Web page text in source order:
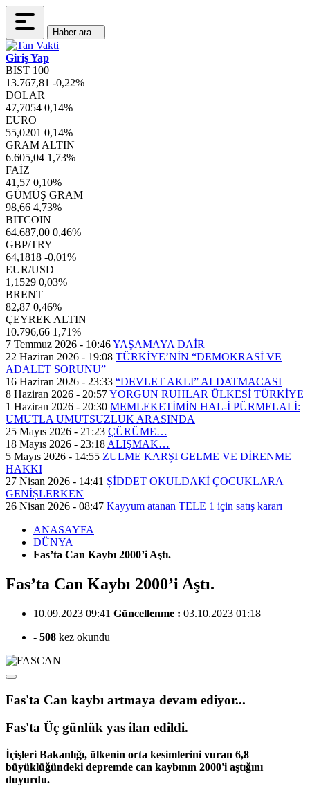
Haber ara...
Giriş Yap
BIST 100
13.767,81 -0,22%
DOLAR
47,7054 0,14%
EURO
55,0201 0,14%
GRAM ALTIN
6.605,04 1,73%
FAİZ
41,57 0,10%
GÜMÜŞ GRAM
98,66 4,73%
BITCOIN
64.687,00 0,46%
GBP/TRY
64,1818 -0,01%
EUR/USD
1,1529 0,03%
BRENT
82,87 0,46%
ÇEYREK ALTIN
10.796,66 1,71%
7 Temmuz 2026 - 10:46YAŞAMAYA DAİR
22 Haziran 2026 - 19:08 TÜRKİYE’NİN “DEMOKRASİ VE
ADALET SORUNU”
16 Haziran 2026 - 23:33 “DEVLET AKLI” ALDATMACASI
8 Haziran 2026 - 20:57YORGUN RUHLAR ÜLKESİ TÜRKİYE
1 Haziran 2026 - 20:30 MEMLEKETİMİN HAL-İ PÜRMELALİ:
UMUTLA UMUTSUZLUK ARASINDA
25 Mayıs 2026 - 21:23 ÇÜRÜME…
18 Mayıs 2026 - 23:18 ALIŞMAK…
5 Mayıs 2026 - 14:55 ZULME KARȘI GELME VE DİRENME
HAKKI
27 Nisan 2026 - 14:41 ȘİDDET OKULDAKİ ÇOCUKLARA
GENİȘLERKEN
26 Nisan 2026 - 08:47 Kayyum atanan TELE 1 için satış kararı
ANASAYFA
DÜNYA
Fas’ta Can Kaybı 2000’i Aştı.
Fas’ta Can Kaybı 2000’i Aştı.
10.09.2023 09:41 Güncellenme : 03.10.2023 01:18
- 508 kez okundu
Fas'ta Can kaybı artmaya devam ediyor...
Fas'ta Üç günlük yas ilan edildi.
İçişleri Bakanlığı, ülkenin orta kesimlerini vuran 6,8
büyüklüğündeki depremde can kaybının 2000'i aştığını
duyurdu.